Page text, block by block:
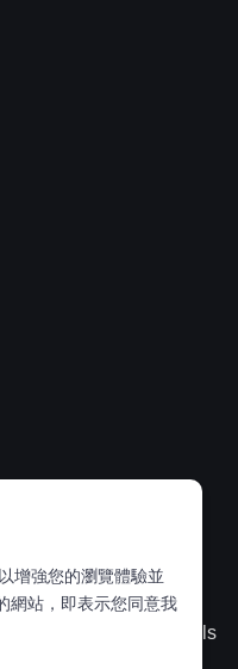
Hi,online tools
增強您的瀏覽體驗並
網站，即表示您同意我